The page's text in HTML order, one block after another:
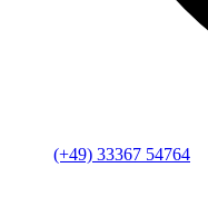
(+49) 33367 54764